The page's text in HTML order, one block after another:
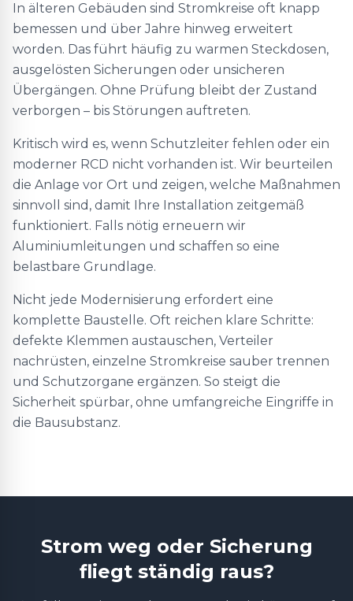
In älteren Gebäuden sind Stromkreise oft knapp
bemessen und über Jahre hinweg erweitert
worden. Das führt häufig zu warmen Steckdosen,
ausgelösten Sicherungen oder unsicheren
Übergängen. Ohne Prüfung bleibt der Zustand
verborgen – bis Störungen auftreten.
Kritisch wird es, wenn Schutzleiter fehlen oder ein
moderner RCD nicht vorhanden ist. Wir beurteilen
die Anlage vor Ort und zeigen, welche Maßnahmen
sinnvoll sind, damit Ihre Installation zeitgemäß
funktioniert. Falls nötig erneuern wir
Aluminiumleitungen und schaffen so eine
belastbare Grundlage.
Nicht jede Modernisierung erfordert eine
komplette Baustelle. Oft reichen klare Schritte:
defekte Klemmen austauschen, Verteiler
nachrüsten, einzelne Stromkreise sauber trennen
und Schutzorgane ergänzen. So steigt die
Sicherheit spürbar, ohne umfangreiche Eingriffe in
die Bausubstanz.
Strom weg oder Sicherung
fliegt ständig raus?